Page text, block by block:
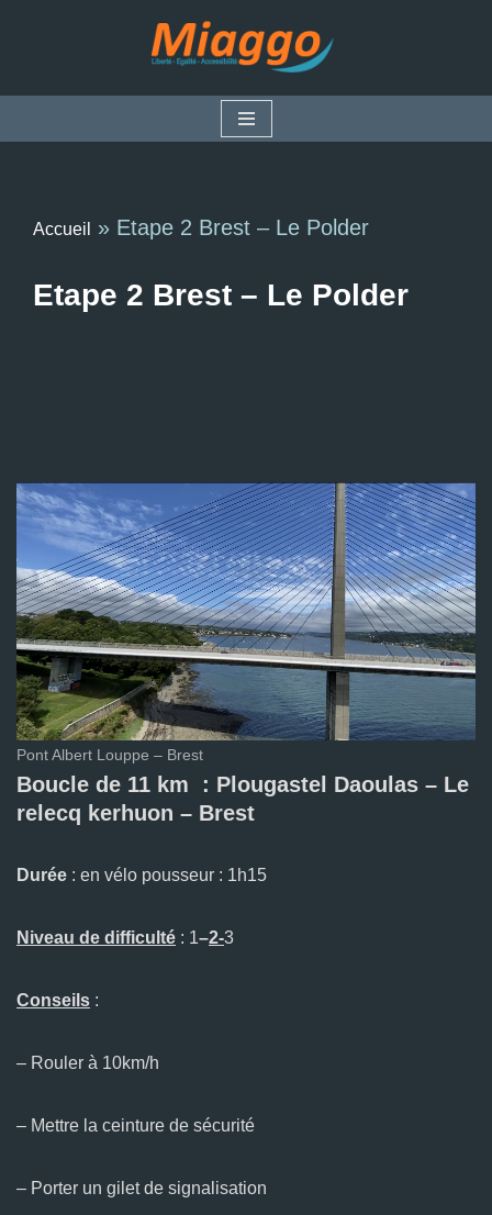
Accueil » Etape 2 Brest – Le Polder
Etape 2 Brest – Le Polder
Pont Albert Louppe – Brest
Boucle de 11 km : Plougastel Daoulas – Le
relecq kerhuon – Brest
Durée : en vélo pousseur : 1h15
Niveau de difficulté : 1–2-3
Conseils :
– Rouler à 10km/h
– Mettre la ceinture de sécurité
– Porter un gilet de signalisation